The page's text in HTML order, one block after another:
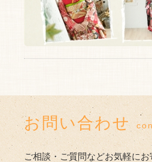
お問い合わせ
ご相談・ご質問などお気軽に